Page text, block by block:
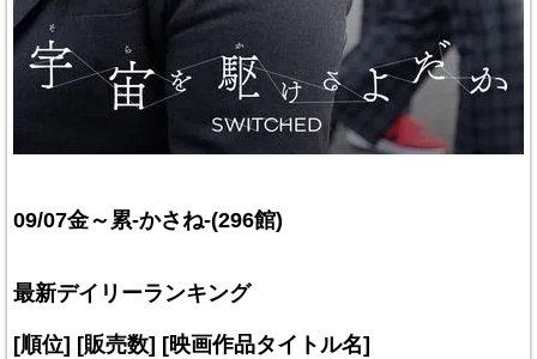
09/07金～累-かさね-(296館)
最新デイリーランキング
[順位] [販売数] [映画作品タイトル名]